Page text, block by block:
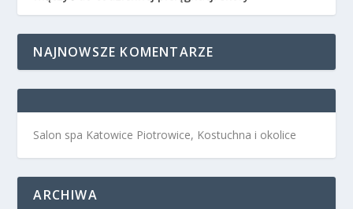
NAJNOWSZE KOMENTARZE
Salon spa Katowice Piotrowice, Kostuchna i okolice
ARCHIWA